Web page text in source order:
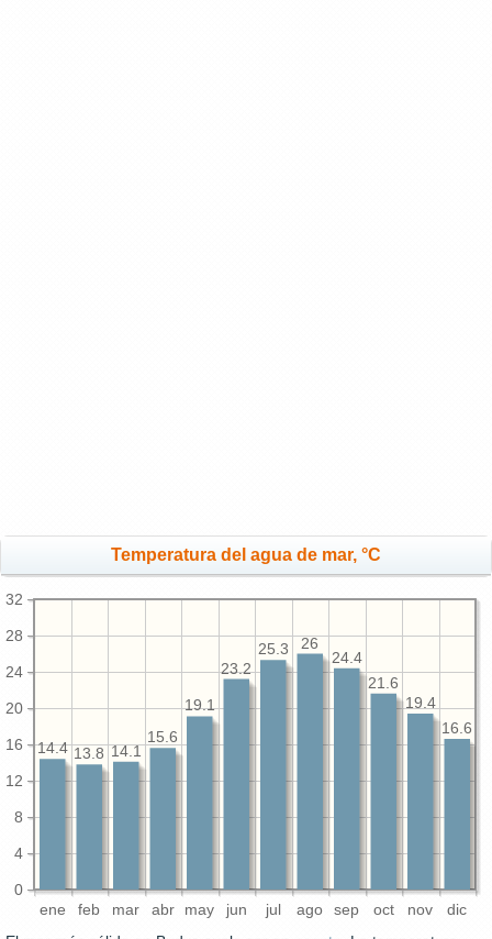
Temperatura del agua de mar, °C
ene feb mar abr may jun jul ago sep oct nov dic
0
4
8
12
16
20
24
28
32
16.6
19.4
21.6
24.4
26
25.3
23.2
19.1
15.6
14.1
13.8
14.4